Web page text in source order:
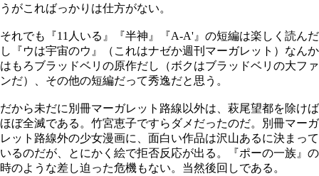
うがこればっかりは仕方がない。
それでも『11人いる』『半神』『A-A'』の短編は楽しく読んだ
し『ウは宇宙のウ』（これはナゼか週刊マーガレット）なんか
はもろブラッドベリの原作だし（ボクはブラッドベリの大ファ
ンだ）、その他の短編だって秀逸だと思う。
だから未だに別冊マーガレット路線以外は、萩尾望都を除けば
ほぼ全滅である。竹宮恵子ですらダメだったのだ。別冊マーガ
レット路線外の少女漫画に、面白い作品は沢山あるに決まって
いるのだが、とにかく絵で拒否反応が出る。『ポーの一族』の
時のような差し迫った危機もない。当然後回しである。